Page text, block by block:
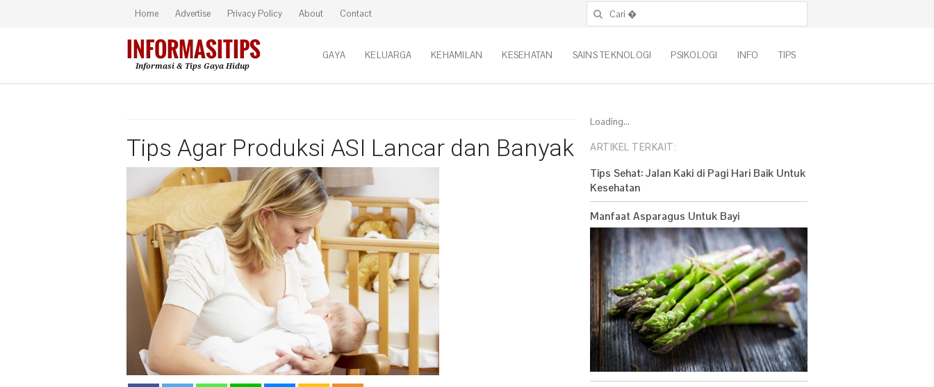
Home Advertise Privacy Policy About Contact Cari untuk:
GAYA KELUARGA KEHAMILAN KESEHATAN SAINS TEKNOLOGI PSIKOLOGI INFO TIPS
Tips Agar Produksi ASI Lancar dan Banyak
Loading...
ARTIKEL TERKAIT:
Tips Sehat: Jalan Kaki di Pagi Hari Baik Untuk
Kesehatan
Manfaat Asparagus Untuk Bayi